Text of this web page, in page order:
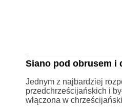
Siano pod obrusem i
Jednym z najbardziej
przedchrześcijańskich i
włączona w